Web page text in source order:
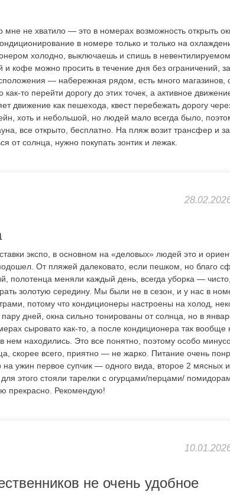
не хватило — это в номерах возможность открыть
в номере только и только на
холодно, выключаешь и спишь в невентилируемом
кофе можно просить в течение дня без ограничений,
— набережная рядом, есть много магазинов,
то перейти дорогу до этих точек, а активное
движение как пешехода, квест перебежать дорогу
хоть и небольшой, но людей мало всегда было,
все открыто, бесплатно. На пляж возит трансфер и
от солнца, нужно покупать зонтик и лежак.
экспо, в основном на «деловых» людей это и
От пляжей далековато, если пешком, но благо
полотенца меняли каждый день, всегда уборка —
золотую середину. Мы были не в сезон, и у нас в
потому что кондиционеры настроены на холод,
дней, окна сильно тонированы от солнца, но в
сыровато как-то, а после кондиционера так вообще
нем находились. Это все понятно, поэтому особо
скорее всего, приятно — не жарко. Питание очень
ужин первое супчик — одного вида, второе 2 мясных
этого стояли тарелки с огурцами/перцами/
прекрасно. Рекомендую!
не очень удобное